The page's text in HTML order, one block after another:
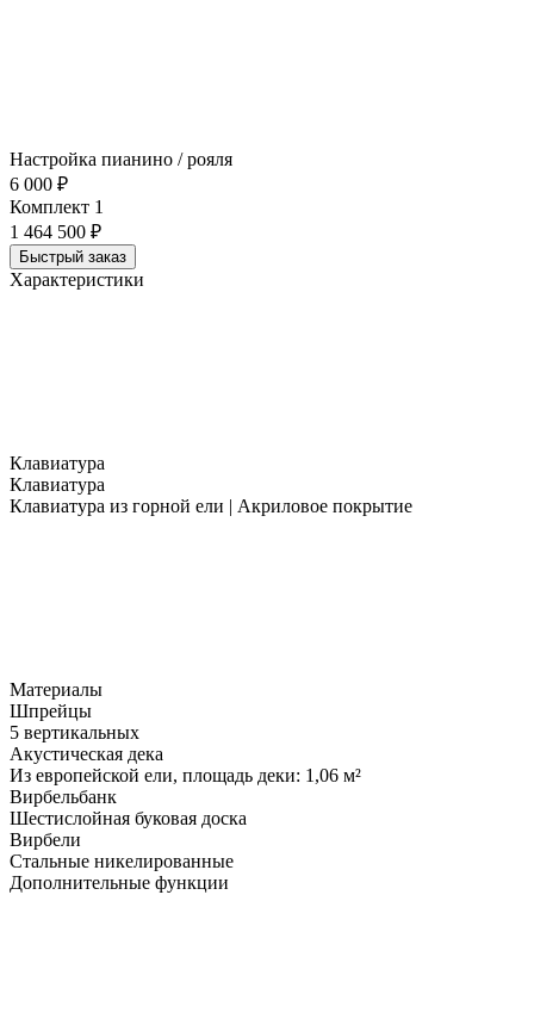
Настройка пианино / рояля
6 000 ₽
Комплект 1
1 464 500 ₽
Быстрый заказ
Характеристики
Клавиатура
Клавиатура
Клавиатура из горной ели | Акриловое покрытие
Материалы
Шпрейцы
5 вертикальных
Акустическая дека
Из европейской ели, площадь деки: 1,06 м²
Вирбельбанк
Шестислойная буковая доска
Вирбели
Стальные никелированные
Дополнительные функции